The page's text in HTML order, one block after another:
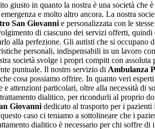
giusto in quanto la nostra è una società
e molto altro ancora. La nostra
San Giovanni e personalizzata con le
di ciascuno dei servizi offerti,
alla perfezione. Gli autisti che si occupano
personali, indispensabili in un lavoro
società svolge i propri compiti con
puntuale. Il nostro servizio di Ambulanza
cosa possiamo offrire. In quanto veri
attenzioni particolari, oltre alla necessità
dialitico, per ricondurli al proprio
Giovanni dedicato al trasporto per i
caso ci teniamo a sottolineare che i
dialitico è necessario per chi soffre